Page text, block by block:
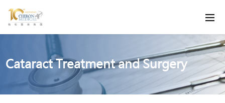
Cataract Treatment and Surgery